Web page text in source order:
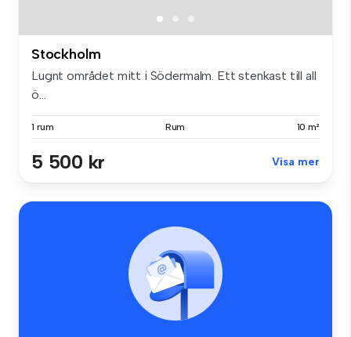
Stockholm
Lugnt området mitt i Södermalm. Ett stenkast till all
ö...
1 rum Rum 10 m²
5 500 kr Visa mer